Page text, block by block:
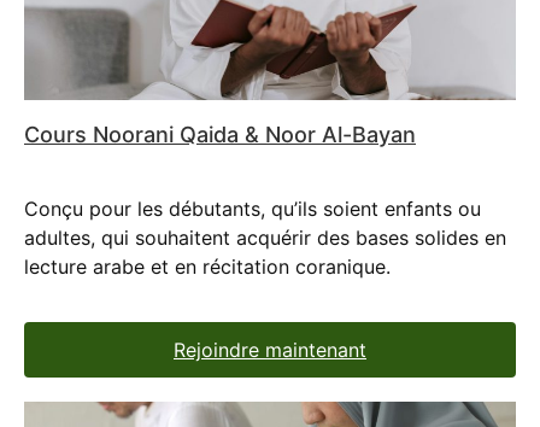
Cours Noorani Qaida & Noor Al-Bayan
Conçu pour les débutants, qu’ils soient enfants ou
adultes, qui souhaitent acquérir des bases solides en
lecture arabe et en récitation coranique.
Rejoindre maintenant